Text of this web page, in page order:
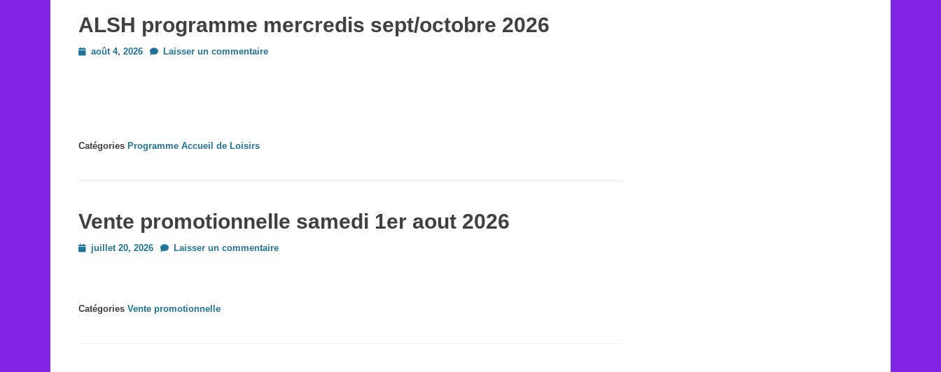
ALSH programme mercredis sept/octobre 2026
Posted
août 4, 2026 Laisser un commentaire
Catégories Programme Accueil de Loisirs
Vente promotionnelle samedi 1er aout 2026
Postedjuillet 20, 2026 Laisser un commentaire
Catégories Vente promotionnelle